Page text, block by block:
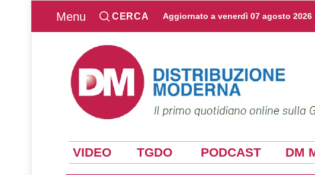
Menu CERCA Aggiornato a venerdì 07 agosto 2026
VIDEO TGDO PODCAST DM